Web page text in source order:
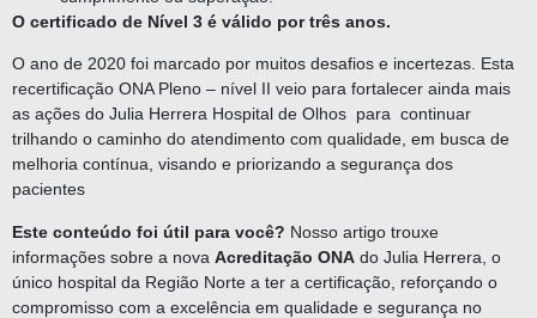
O certificado de Nível 3 é válido por três anos.
O ano de 2020 foi marcado por muitos desafios e incertezas. Esta
recertificação ONA Pleno – nível II veio para fortalecer ainda mais
as ações do Julia Herrera Hospital de Olhos para continuar
trilhando o caminho do atendimento com qualidade, em busca de
melhoria contínua, visando e priorizando a segurança dos
pacientes
Este conteúdo foi útil para você? Nosso artigo trouxe
informações sobre a nova Acreditação ONA do Julia Herrera, o
único hospital da Região Norte a ter a certificação, reforçando o
compromisso com a excelência em qualidade e segurança no